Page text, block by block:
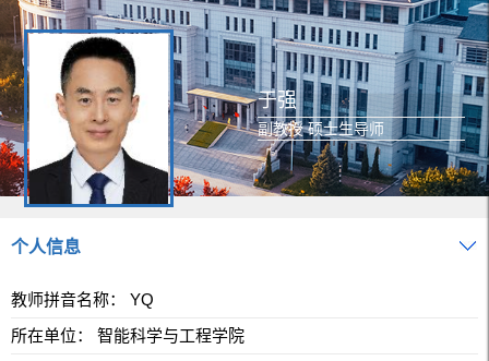
于强
副教授 硕士生导师
个人信息
教师拼音名称： YQ
所在单位： 智能科学与工程学院